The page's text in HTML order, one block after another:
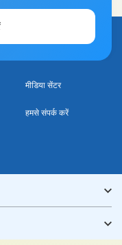
मीडिया सेंटर
हमसे संपर्क करें